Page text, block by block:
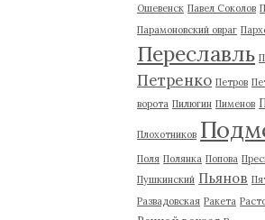
Ошевенск Павел Соколов
Парамоновский овраг
Переславль
Петренко Петров
ворота Пилюгин Пименов
Плохотников
Поля Полянка Попова
Пушкинский Пьянов
Развадовская Ракета